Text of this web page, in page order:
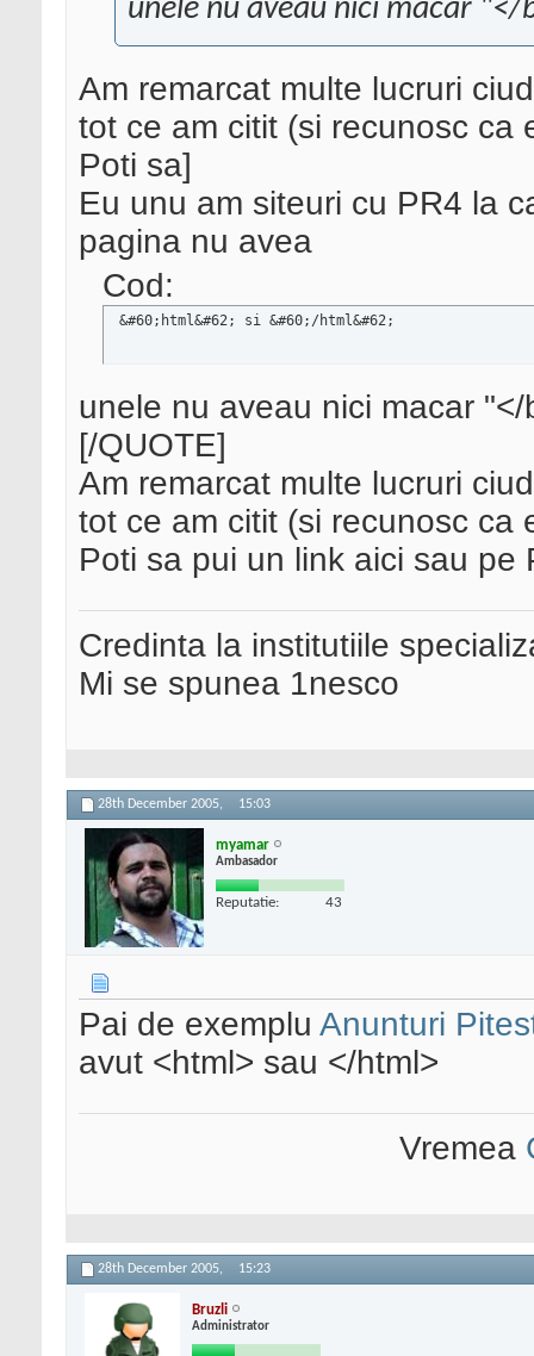
unele nu aveau nici macar "</
Am remarcat multe lucruri
tot ce am citit (si recunosc ca
Poti sa]
Eu unu am siteuri cu PR4 la
pagina nu avea
Cod:
&#60;html&#62; si &#60;/html&#62;
unele nu aveau nici macar "</
[/QUOTE]
Am remarcat multe lucruri
tot ce am citit (si recunosc ca
Poti sa pui un link aici sau pe
Credinta la institutiile
Mi se spunea 1nesco
28th December 2005, 15:03
myamar
Ambasador
Reputatie: 43
Pai de exemplu Anunturi
avut <html> sau </html>
Vremea
28th December 2005, 15:23
Bruzli
Administrator